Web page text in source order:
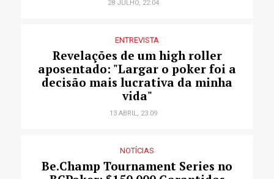
28 JULHO, 22:04
ENTREVISTA
Revelações de um high roller
aposentado: "Largar o poker foi a
decisão mais lucrativa da minha
vida"
13 ABRIL, 23:09
NOTÍCIAS
Be.Champ Tournament Series no